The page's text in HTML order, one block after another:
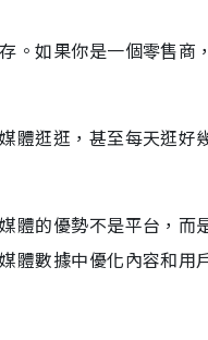
。如果你是一個零售
體逛逛，甚至每天逛
體的優勢不是平台，
體數據中優化內容和用